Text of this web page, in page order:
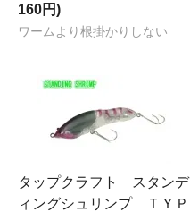
160円)
ワームより根掛かりしない
タップクラフト スタンデ
ィングシュリンプ ＴＹＰ